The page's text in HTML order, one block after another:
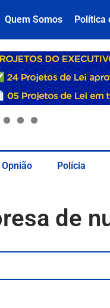
Quem Somos Política
Opnião Polícia
de